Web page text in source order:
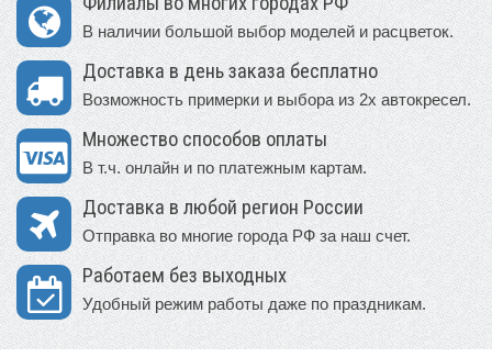
В наличии большой выбор моделей и расцветок.
Доставка в день заказа бесплатно
Возможность примерки и выбора из 2х автокресел.
Множество способов оплаты
В т.ч. онлайн и по платежным картам.
Доставка в любой регион России
Отправка во многие города РФ за наш счет.
Работаем без выходных
Удобный режим работы даже по праздникам.